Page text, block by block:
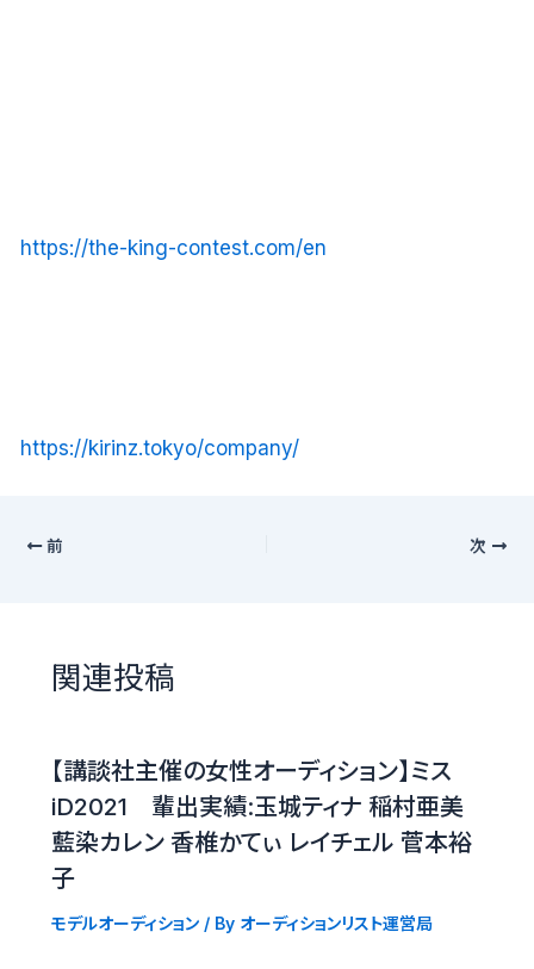
https://the-king-contest.com/en
https://kirinz.tokyo/company/
前 次
関連投稿
【講談社主催の女性オーディション】ミス
iD2021 輩出実績:玉城ティナ 稲村亜美
藍染カレン 香椎かてぃ レイチェル 菅本裕
子
モデルオーディション/ By オーディションリスト運営局